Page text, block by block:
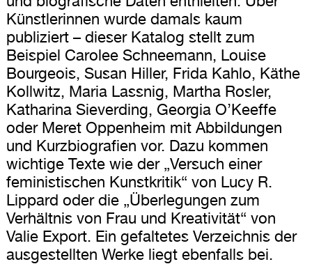
Künstlerinnen wurde damals kaum
publiziert – dieser Katalog stellt zum
Beispiel Carolee Schneemann, Louise
Bourgeois, Susan Hiller, Frida Kahlo, Käthe
Kollwitz, Maria Lassnig, Martha Rosler,
Katharina Sieverding, Georgia O’Keeffe
oder Meret Oppenheim mit Abbildungen
und Kurzbiografien vor. Dazu kommen
wichtige Texte wie der „Versuch einer
feministischen Kunstkritik“ von Lucy R.
Lippard oder die „Überlegungen zum
Verhältnis von Frau und Kreativität“ von
Valie Export. Ein gefaltetes Verzeichnis der
ausgestellten Werke liegt ebenfalls bei.